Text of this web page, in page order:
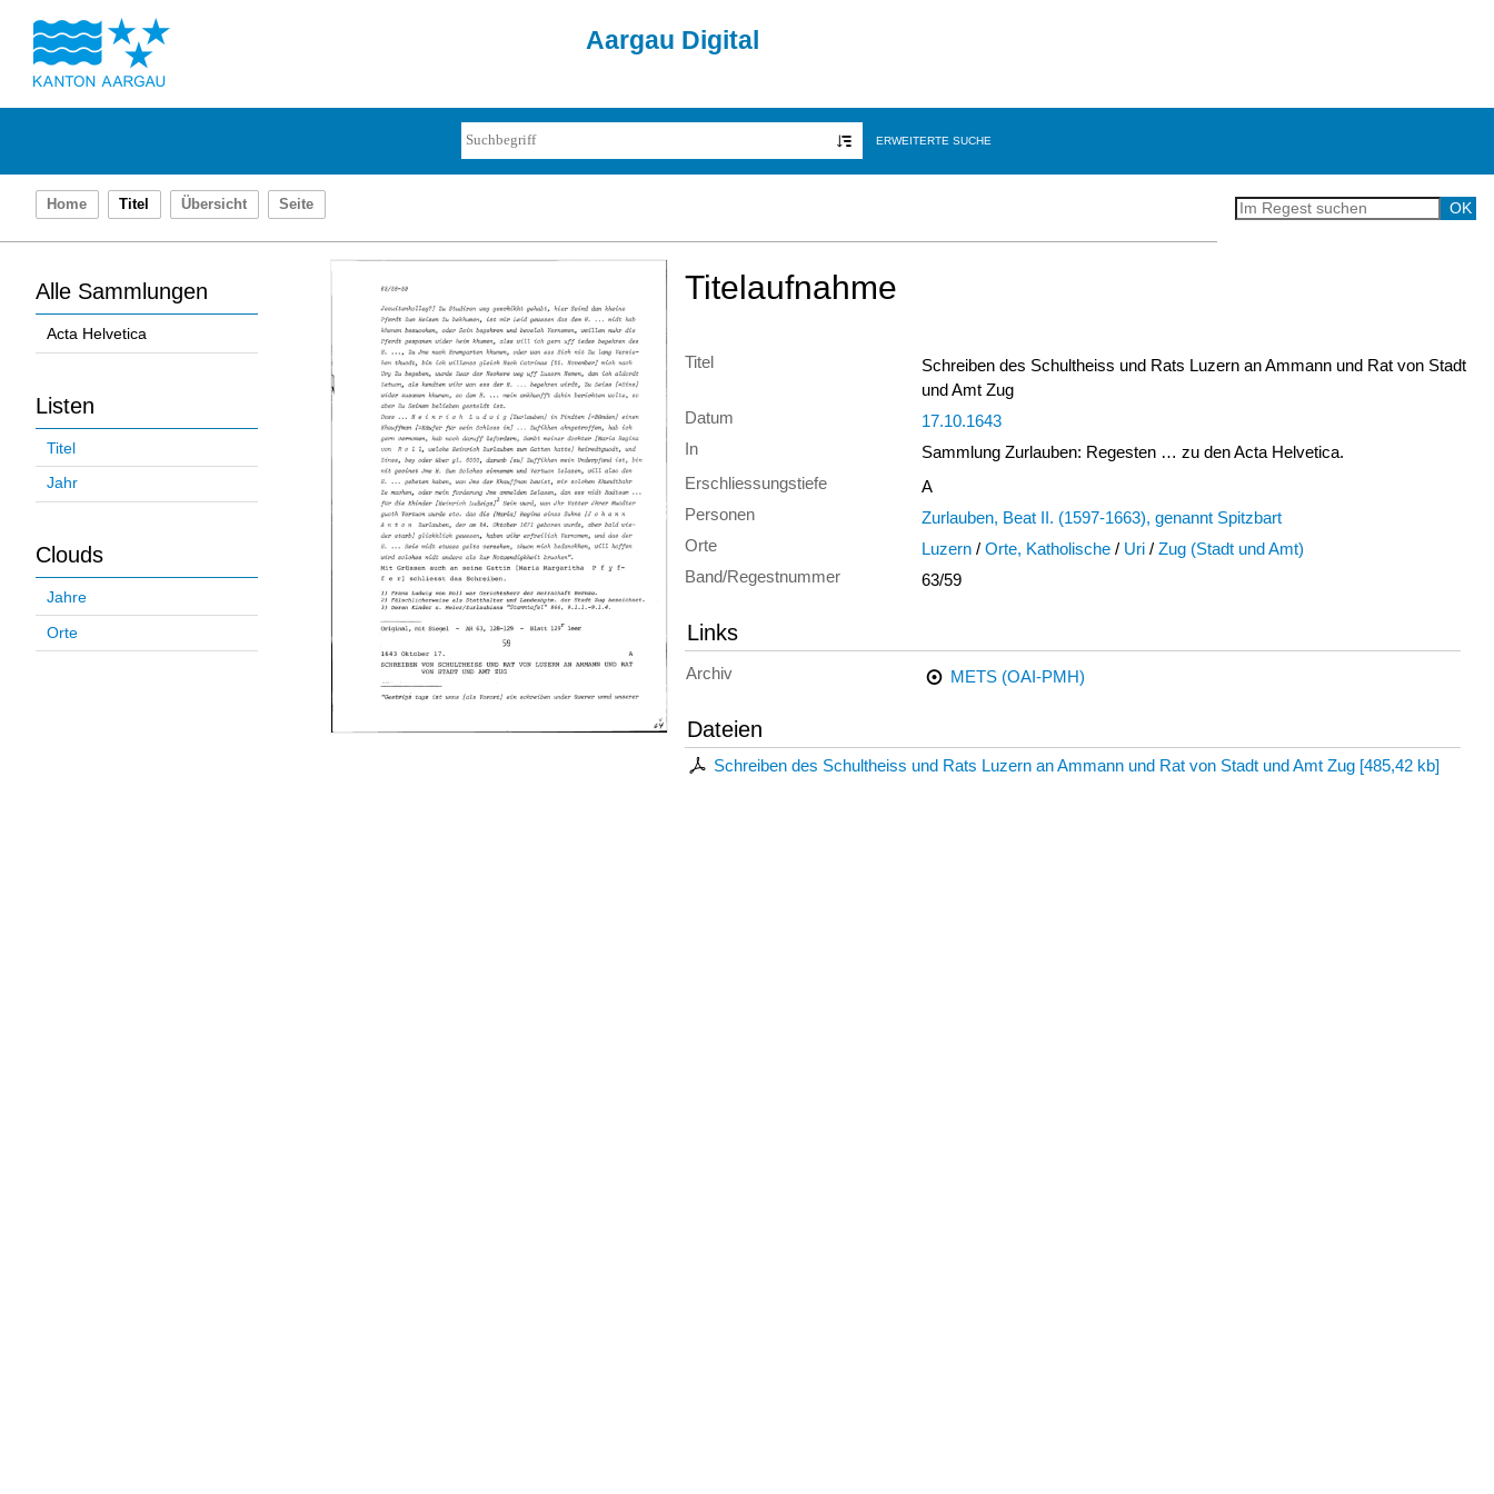
Aargau Digital
ERWEITERTE SUCHE
Home Titel Übersicht Seite
Alle Sammlungen
Acta Helvetica
Listen
Titel
Jahr
Clouds
Jahre
Orte
Titelaufnahme
Titel
Schreiben des Schultheiss und Rats Luzern an Ammann und Rat von Stadt
und Amt Zug
Datum
17.10.1643
In
Sammlung Zurlauben: Regesten … zu den Acta Helvetica.
Erschliessungstiefe
A
Personen
Zurlauben, Beat II. (1597-1663), genannt Spitzbart
Orte
Luzern / Orte, Katholische / Uri / Zug (Stadt und Amt)
Band/Regestnummer
63/59
Links
Archiv METS (OAI-PMH)
Dateien
Schreiben des Schultheiss und Rats Luzern an Ammann und Rat von Stadt und Amt Zug[485,42 kb]